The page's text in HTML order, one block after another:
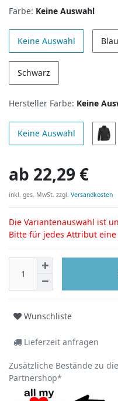
Farbe: Keine Auswahl
Keine Auswahl Blau
Schwarz
Hersteller Farbe: Keine
Keine Auswahl
ab 22,29 €
inkl. ges. MwSt. zzgl. Versandkosten
Die Variantenauswahl ist
Bitte für jedes Attribut
Wunschliste
Lieferzeit anfragen
Zusätzliche Bestände zu
Partnershop*